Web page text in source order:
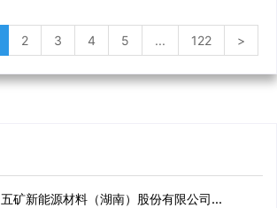
2 3 4 5 ... 122 >
五矿新能源材料（湖南）股份有限公司...